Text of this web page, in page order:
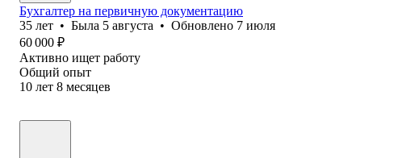
Бухгалтер на первичную документацию
35 лет • Была 5 августа • Обновлено 7 июля
60 000 ₽
Активно ищет работу
Общий опыт
10 лет 8 месяцев